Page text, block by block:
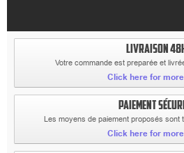
LIVRAISON
Votre commande est preparée et
Click here for
PAIEMENT
Les moyens de paiement proposés sont
Click here for